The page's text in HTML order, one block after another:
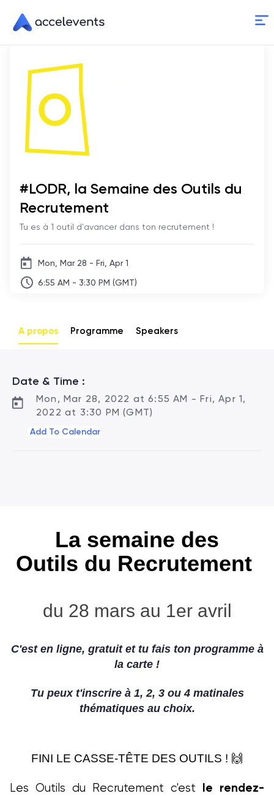
Skip
#LODR, la Semaine des Outils du
Recrutement
Tu es à 1 outil d'avancer dans ton recrutement !
Mon, Mar 28 - Fri, Apr 1
6:55 AM - 3:30 PM (GMT)
A propos Programme Speakers
La semaine des
Outils du Recrutement
du 28 mars au 1er avril
C'est en ligne, gratuit et tu fais ton programme à
la carte !
Tu peux t'inscrire à 1, 2, 3 ou 4 matinales
thématiques au choix.
FINI LE CASSE-TÊTE DES OUTILS ! 🙌
Les Outils du Recrutement c'est le rendez-
Date & Time :
Mon, Mar 28, 2022 at 6:55 AM - Fri, Apr 1,
2022 at 3:30 PM (GMT)
Add To Calendar